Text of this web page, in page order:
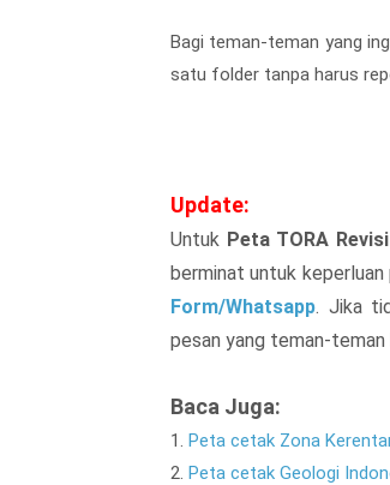
Bagi teman-teman yang
satu folder tanpa harus
Update:
Untuk Peta TORA
berminat untuk keperluan
Form/Whatsapp. Jika
pesan yang teman-teman
Baca Juga:
1. Peta cetak Zona
2. Peta cetak Geologi